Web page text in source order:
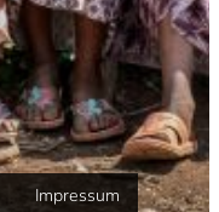
Impressum